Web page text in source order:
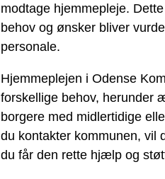
modtage hjemmepleje.
behov og ønsker bliver
personale.
Hjemmeplejen i Odense
forskellige behov, herunder
borgere med midlertidige
du kontakter kommunen, vil
du får den rette hjælp og